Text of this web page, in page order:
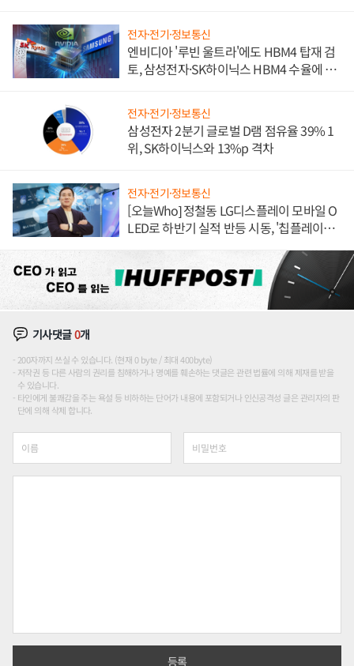
전자·전기·정보통신
엔비디아 '루빈 울트라'에도 HBM4 탑재 검
토, 삼성전자·SK하이닉스 HBM4 수율에 주
전자·전기·정보통신
삼성전자 2분기 글로벌 D램 점유율 39% 1
위, SK하이닉스와 13%p 격차
전자·전기·정보통신
[오늘Who] 정철동 LG디스플레이 모바일 O
LED로 하반기 실적 반등 시동, '칩플레이
기사댓글0개
200자까지 쓰실 수 있습니다. (현재 0 byte / 최대 400byte)
저작권 등 다른 사람의 권리를 침해하거나 명예를 훼손하는 댓글은 관련 법률에 의해 제재를 받을
수 있습니다.
타인에게 불쾌감을 주는 욕설 등 비하하는 단어가 내용에 포함되거나 인신공격성 글은 관리자의 판
단에 의해 삭제 합니다.